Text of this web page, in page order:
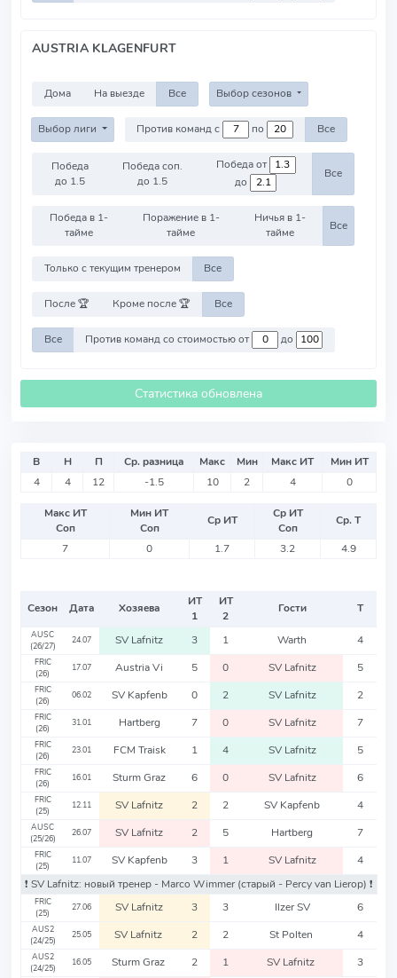
AUSTRIA KLAGENFURT
Дома На выезде Все Выбор сезонов
Выбор лиги Против команд с по Все
Победа
до 1.5
Победа соп.
до 1.5
Победа от
до
Все
Победа в 1-
тайме
Поражение в 1-
тайме
Ничья в 1-
тайме
Все
Только с текущим тренером Все
После 🏆 Кроме после 🏆 Все
Все Против команд со стоимостью от до
Статистика обновлена
В Н П Ср. разница Макс Мин Макс ИТ
Мин ИТ
4
4 12 -1.5 10 2 4 0
Макс ИТ
Соп
Мин ИТ
Соп
Ср ИТ
Ср ИТ
Соп
Ср. Т
7
0 1.7 3.2 4.9
Сезон Дата Хозяева
ИТ
1
ИТ
2
Гости Т
AUSC
(26/27)
24.07 SV Lafnitz 3 1 Warth 4
FRIC
(26)
17.07 Austria Vi 5 0 SV Lafnitz 5
FRIC
(26)
06.02 SV Kapfenb 0 2 SV Lafnitz 2
FRIC
(26)
31.01 Hartberg 7 0 SV Lafnitz 7
FRIC
(26)
23.01 FCM Traisk 1 4 SV Lafnitz 5
FRIC
(26)
16.01 Sturm Graz 6 0 SV Lafnitz 6
FRIC
(25)
12.11 SV Lafnitz 2 2 SV Kapfenb 4
AUSC
(25/26)
26.07 SV Lafnitz 2 5 Hartberg 7
FRIC
(25)
11.07 SV Kapfenb 3 1 SV Lafnitz
4
❗️ SV Lafnitz: новый тренер - Marco Wimmer(старый - Percy van Lierop) ❗️
FRIC
(25)
27.06 SV Lafnitz 3 3 Ilzer SV 6
AUS2
(24/25)
25.05 SV Lafnitz 2 2 St Polten 4
AUS2
(24/25)
16.05 Sturm Graz 2 1 SV Lafnitz 3